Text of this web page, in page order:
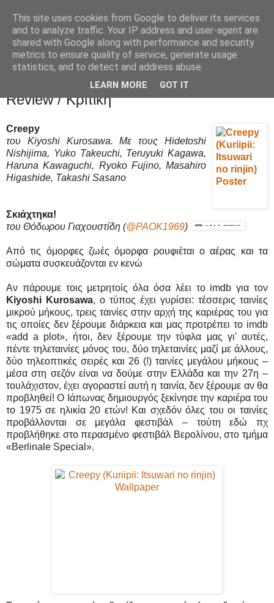
Movies Ltd
8/12/16
Creepy (Kuriipii: Itsuwari no rinjin) -
Review / Κριτική
Creepy
του Kiyoshi Kurosawa. Με τους Hidetoshi
Nishijima, Yuko Takeuchi, Teruyuki Kagawa,
Haruna Kawaguchi, Ryoko Fujino, Masahiro
Higashide, Takashi Sasano
Σκιάχτηκα!
του Θόδωρου Γιαχουστίδη (@PAOK1969)
Από τις όμορφες ζωές όμορφα ρουφιέται ο αέρας και τα
σώματα συσκευάζονται εν κενώ
Αν πάρουμε τοις μετρητοίς όλα όσα λέει το imdb για τον
Kiyoshi Kurosawa, ο τύπος έχει γυρίσει: τέσσερις ταινίες
μικρού μήκους, τρεις ταινίες στην αρχή της καριέρας του για
τις οποίες δεν ξέρουμε διάρκεια και μας προτρέπει το imdb
«add a plot», ήτοι, δεν ξέρουμε την τύφλα μας γι' αυτές,
πέντε τηλεταινίες μόνος του, δύο τηλεταινίες μαζί με άλλους,
δύο τηλεοπτικές σειρές και 26 (!) ταινίες μεγάλου μήκους –
μέσα στη σεζόν είναι να δούμε στην Ελλάδα και την 27η –
τουλάχιστον, έχει αγοραστεί αυτή η ταινία, δεν ξέρουμε αν θα
προβληθεί! Ο Ιάπωνας δημιουργός ξεκίνησε την καριέρα του
το 1975 σε ηλικία 20 ετών! Και σχεδόν όλες του οι ταινίες
προβάλλονται σε μεγάλα φεστιβάλ – τούτη εδώ πχ
προβλήθηκε στο περασμένο φεστιβάλ Βερολίνου, στο τμήμα
«Berlinale Special».
This site uses cookies from Google to deliver its services
and to analyze traffic. Your IP address and user-agent are
shared with Google along with performance and security
metrics to ensure quality of service, generate usage
statistics, and to detect and address abuse.
LEARN MORE GOT IT